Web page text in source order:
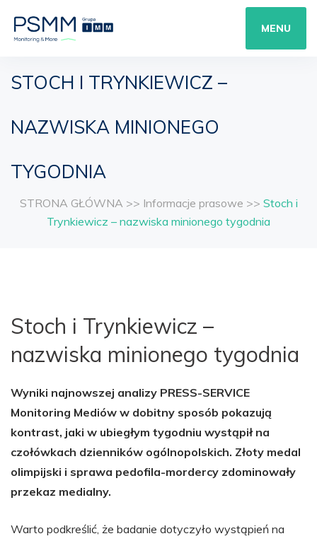
MENU
STOCH I TRYNKIEWICZ –
NAZWISKA MINIONEGO
TYGODNIA
STRONA GŁÓWNA >> Informacje prasowe >> Stoch i
Trynkiewicz – nazwiska minionego tygodnia
Stoch i Trynkiewicz –
nazwiska minionego tygodnia
Wyniki najnowszej analizy PRESS-SERVICE
Monitoring Mediów w dobitny sposób pokazują
kontrast, jaki w ubiegłym tygodniu wystąpił na
czołówkach dzienników ogólnopolskich. Złoty medal
olimpijski i sprawa pedofila-mordercy zdominowały
przekaz medialny.
Warto podkreślić, że badanie dotyczyło wystąpień na